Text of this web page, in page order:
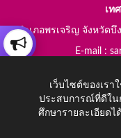
เท
อำเภอพรเจริญ จังหวัด
E-mail :
Copyright © 2026 All
เว็บไซต์ของเร
ประสบการณ์ที่ดีใน
ศึกษารายละเอียดไ